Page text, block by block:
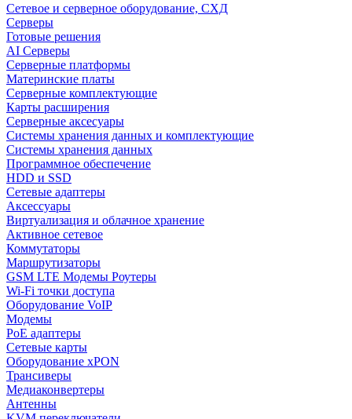
Сетевое и серверное оборудование, СХД
Cерверы
Готовые решения
AI Серверы
Серверные платформы
Материнские платы
Серверные комплектующие
Карты расширения
Серверные аксесуары
Системы хранения данных и комплектующие
Системы хранения данных
Программное обеспечение
HDD и SSD
Сетевые адаптеры
Аксессуары
Виртуализация и облачное хранение
Активное сетевое
Коммутаторы
Маршрутизаторы
GSM LTE Модемы Роутеры
Wi-Fi точки доступа
Оборудование VoIP
Модемы
PoE адаптеры
Сетевые карты
Оборудование xPON
Трансиверы
Медиаконвертеры
Антенны